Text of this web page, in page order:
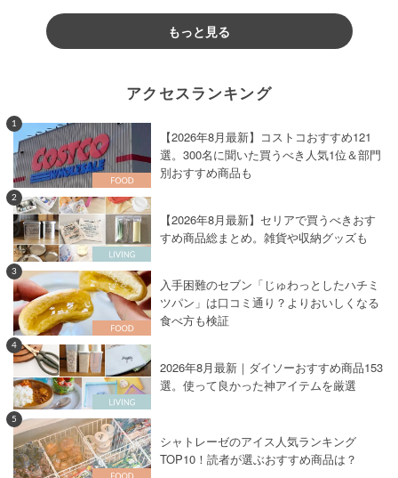
もっと見る
アクセスランキング
1
【2026年8月最新】コストコおすすめ121
選。300名に聞いた買うべき人気1位＆部門
別おすすめ商品も
2
【2026年8月最新】セリアで買うべきおす
すめ商品総まとめ。雑貨や収納グッズも
3
入手困難のセブン「じゅわっとしたハチミ
ツパン」は口コミ通り？よりおいしくなる
食べ方も検証
4
2026年8月最新｜ダイソーおすすめ商品153
選。使って良かった神アイテムを厳選
5
シャトレーゼのアイス人気ランキング
TOP10！読者が選ぶおすすめ商品は？